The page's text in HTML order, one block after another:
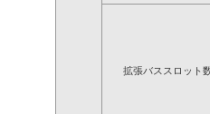
拡張バススロット